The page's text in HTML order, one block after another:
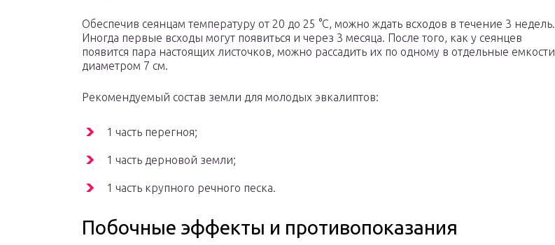
Обеспечив сеянцам температуру от 20 до 25 °С, можно ждать всходов в течение 3 недель.
Иногда первые всходы могут появиться и через 3 месяца. После того, как у сеянцев
появится пара настоящих листочков, можно рассадить их по одному в отдельные емкости
диаметром 7 см.
Рекомендуемый состав земли для молодых эвкалиптов:
1 часть перегноя;
1 часть дерновой земли;
1 часть крупного речного песка.
Побочные эффекты и противопоказания